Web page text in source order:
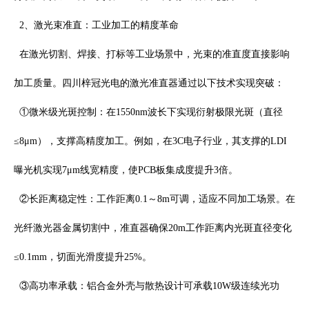
2、激光束准直：工业加工的精度革命
在激光切割、焊接、打标等工业场景中，光束的准直度直接影响
加工质量。四川梓冠光电的激光准直器通过以下技术实现突破：
①微米级光斑控制：在1550nm波长下实现衍射极限光斑（直径
≤8μm），支撑高精度加工。例如，在3C电子行业，其支撑的LDI
曝光机实现7μm线宽精度，使PCB板集成度提升3倍。
②长距离稳定性：工作距离0.1 ～ 8m可调，适应不同加工场景。在
光纤激光器金属切割中，准直器确保20m工作距离内光斑直径变化
≤0.1mm ，切面光滑度提升25%。
③高功率承载：铝合金外壳与散热设计可承载10W级连续光功